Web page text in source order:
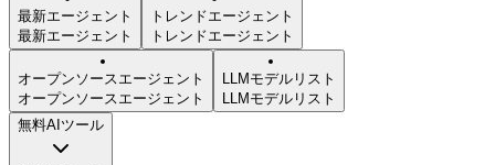
最新エージェント
最新エージェント
トレンドエージェント
トレンドエージェント
オープンソースエージェント
オープンソースエージェント
LLMモデルリスト
LLMモデルリスト
無料AIツール